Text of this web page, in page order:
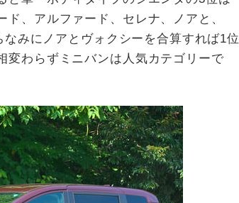
、アルファード、セレナ、ノアと、
みにノアとヴォクシーを合算すれば1位
変わらずミニバンは人気カテゴリーで